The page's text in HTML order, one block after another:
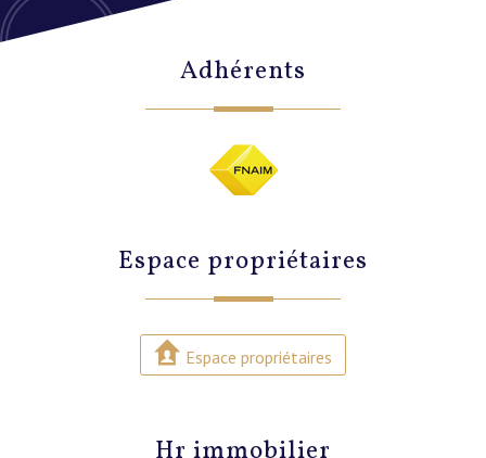
adhérents
espace propriétaires
Espace propriétaires
hr immobilier